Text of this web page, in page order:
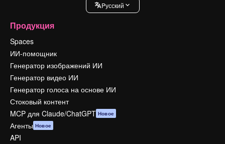
Pусский
Продукция
Spaces
ИИ-помощник
Генератор изображений ИИ
Генератор видео ИИ
Генератор голоса на основе ИИ
Стоковый контент
MCP для Claude/ChatGPT Новое
Агенты Новое
API